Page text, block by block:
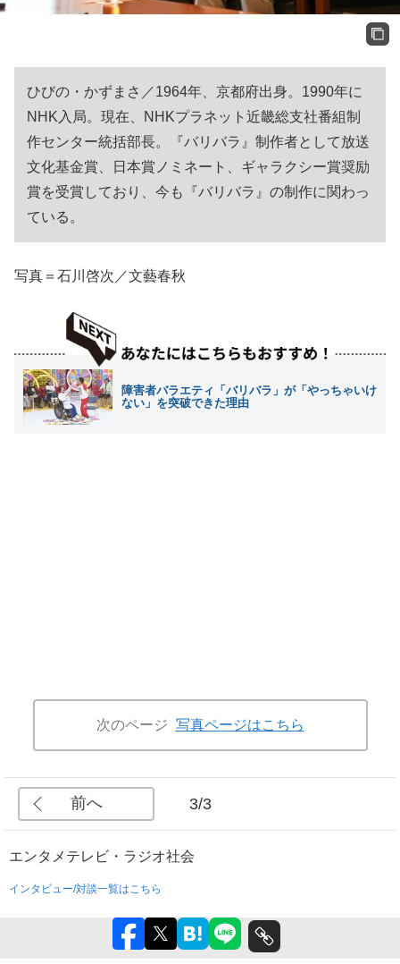
ひびの・かずまさ／1964年、京都府出身。1990年に
NHK入局。現在、NHKプラネット近畿総支社番組制
作センター統括部長。『バリバラ』制作者として放送
文化基金賞、日本賞ノミネート、ギャラクシー賞奨励
賞を受賞しており、今も『バリバラ』の制作に関わっ
ている。
写真＝石川啓次／文藝春秋
障害者バラエティ「バリバラ」が「やっちゃいけ
ない」を突破できた理由
次のページ 写真ページはこちら
前へ 3/3
エンタメ テレビ・ラジオ社会
インタビュー/対談一覧はこちら